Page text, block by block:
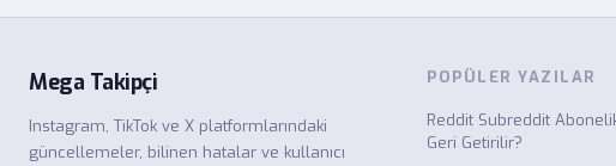
Mega Takipçi
Instagram, TikTok ve X platformlarındaki
güncellemeler, bilinen hatalar ve kullanıcı
POPÜLER YAZILAR
Reddit Subreddit
Geri Getirilir?